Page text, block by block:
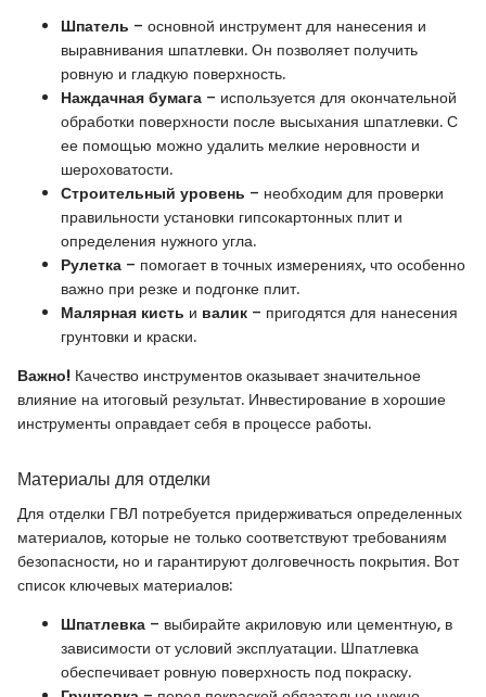
Шпатель – основной инструмент для нанесения и
выравнивания шпатлевки. Он позволяет получить
ровную и гладкую поверхность.
Наждачная бумага – используется для окончательной
обработки поверхности после высыхания шпатлевки. С
ее помощью можно удалить мелкие неровности и
шероховатости.
Строительный уровень – необходим для проверки
правильности установки гипсокартонных плит и
определения нужного угла.
Рулетка – помогает в точных измерениях, что особенно
важно при резке и подгонке плит.
Малярная кисть и валик – пригодятся для нанесения
грунтовки и краски.
Важно! Качество инструментов оказывает значительное
влияние на итоговый результат. Инвестирование в хорошие
инструменты оправдает себя в процессе работы.
Материалы для отделки
Для отделки ГВЛ потребуется придерживаться определенных
материалов, которые не только соответствуют требованиям
безопасности, но и гарантируют долговечность покрытия. Вот
список ключевых материалов:
Шпатлевка – выбирайте акриловую или цементную, в
зависимости от условий эксплуатации. Шпатлевка
обеспечивает ровную поверхность под покраску.